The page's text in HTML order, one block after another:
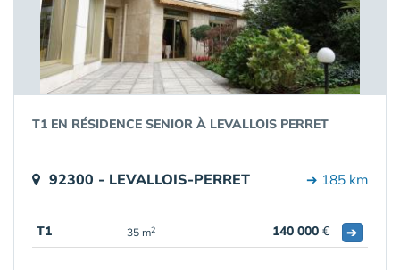
T1 EN RÉSIDENCE SENIOR À LEVALLOIS PERRET
92300 - LEVALLOIS-PERRET ➔ 185 km
T1 35 m2 140 000 € ➔